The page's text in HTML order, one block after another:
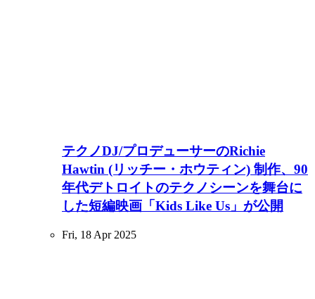
テクノDJ/プロデューサーのRichie
Hawtin (リッチー・ホウティン) 制作、90
年代デトロイトのテクノシーンを舞台に
した短編映画「Kids Like Us」が公開
Fri, 18 Apr 2025